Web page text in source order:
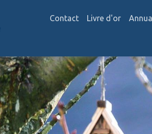
Contact Livre d'or